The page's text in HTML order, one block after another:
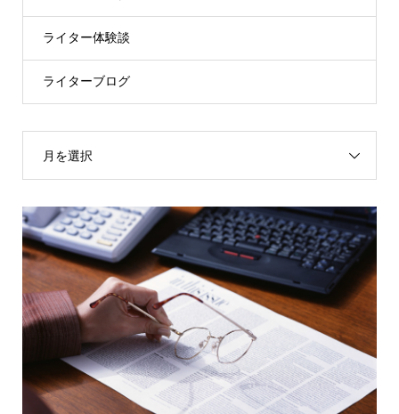
ライター体験談
ライターブログ
月を選択